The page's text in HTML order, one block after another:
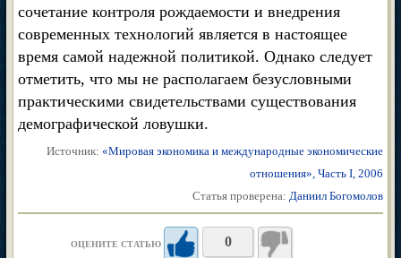
сочетание контроля рождаемости и внедрения
современных технологий является в настоящее
время самой надежной политикой. Однако следует
отметить, что мы не располагаем безусловными
практическими свидетельствами существования
демографической ловушки.
Источник: «Мировая экономика и международные экономические
отношения», Часть I, 2006
Статья проверена: Даниил Богомолов
ОЦЕНИТЕ СТАТЬЮ 0